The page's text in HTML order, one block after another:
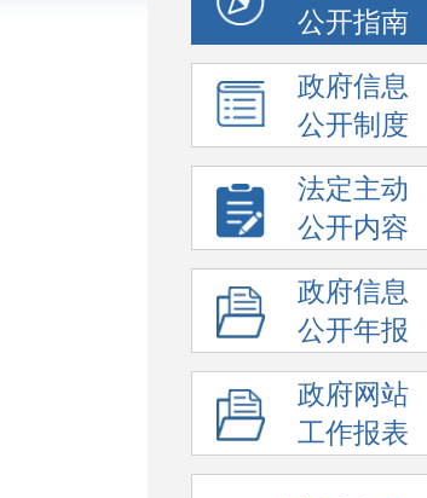
公开指南
政府信息
公开制度
法定主动
公开内容
政府信息
公开年报
政府网站
工作报表